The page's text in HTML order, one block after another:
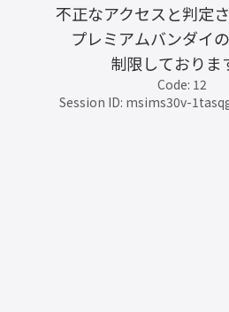
不正なアクセスと判定さ
プレミアムバンダイ
制限しておりま
Code: 12
Session ID: msims30v-